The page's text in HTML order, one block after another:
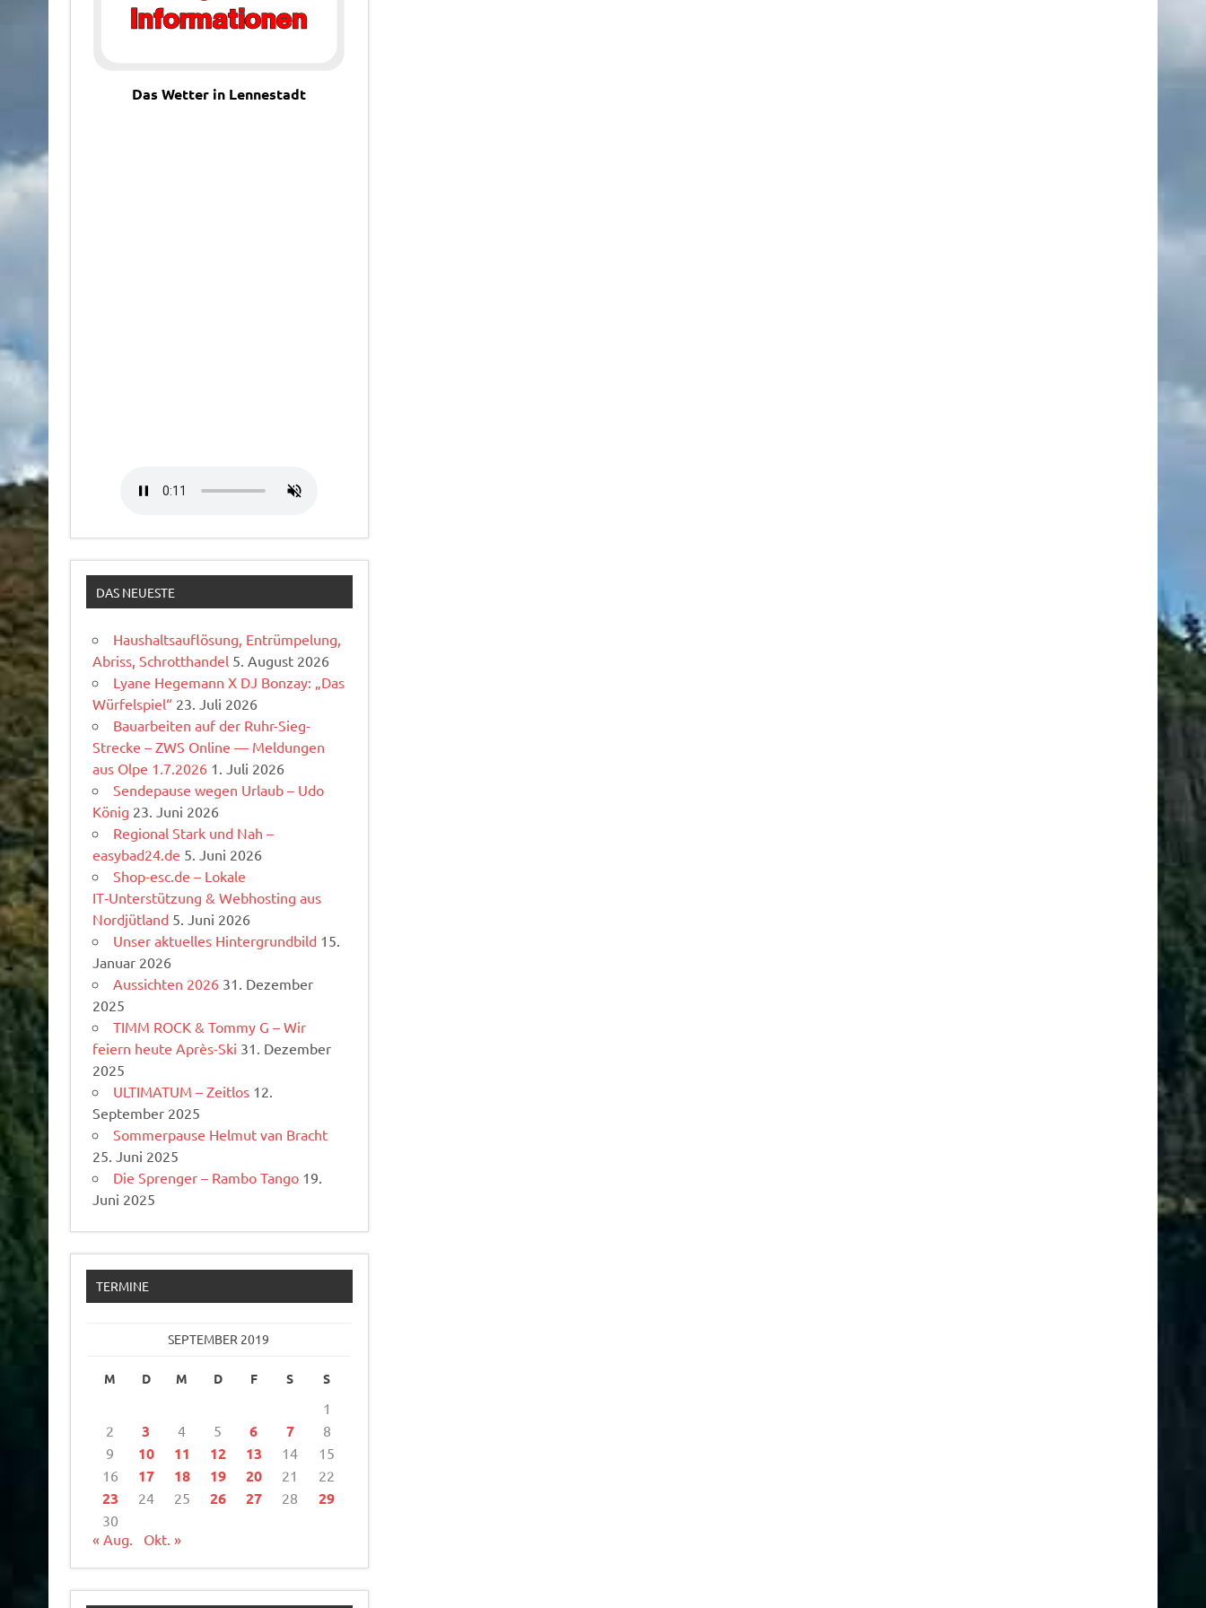
Das Wetter in Lennestadt
DAS NEUESTE
Haushaltsauflösung, Entrümpelung,
Abriss, Schrotthandel 5. August 2026
Lyane Hegemann X DJ Bonzay: „Das
Würfelspiel“ 23. Juli 2026
Bauarbeiten auf der Ruhr-Sieg-
Strecke – ZWS Online — Meldungen
aus Olpe 1.7.2026 1. Juli 2026
Sendepause wegen Urlaub – Udo
König 23. Juni 2026
Regional Stark und Nah –
easybad24.de 5. Juni 2026
Shop-esc.de – Lokale
IT‑Unterstützung & Webhosting aus
Nordjütland 5. Juni 2026
Unser aktuelles Hintergrundbild 15.
Januar 2026
Aussichten 2026 31. Dezember
2025
TIMM ROCK & Tommy G – Wir
feiern heute Après-Ski 31. Dezember
2025
ULTIMATUM – Zeitlos 12.
September 2025
Sommerpause Helmut van Bracht
25. Juni 2025
Die Sprenger – Rambo Tango 19.
Juni 2025
TERMINE
SEPTEMBER 2019
M D M D F S S
1
2
3 4 5 6 7
8
9
10 11 12 13 14
15
16
17 18 19 20 21 22
23 24 25 26 27 28 29
30
« Aug.
Okt. »